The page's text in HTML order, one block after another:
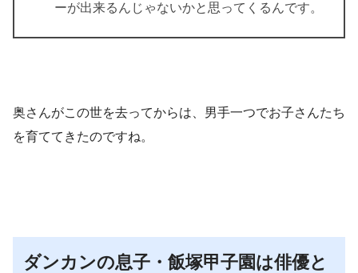
ーが出来るんじゃないかと思ってくるんです。
奥さんがこの世を去ってからは、 男手一つでお子さんたち
を育ててきたのですね。
ダンカンの息子・飯塚甲子園は俳優と